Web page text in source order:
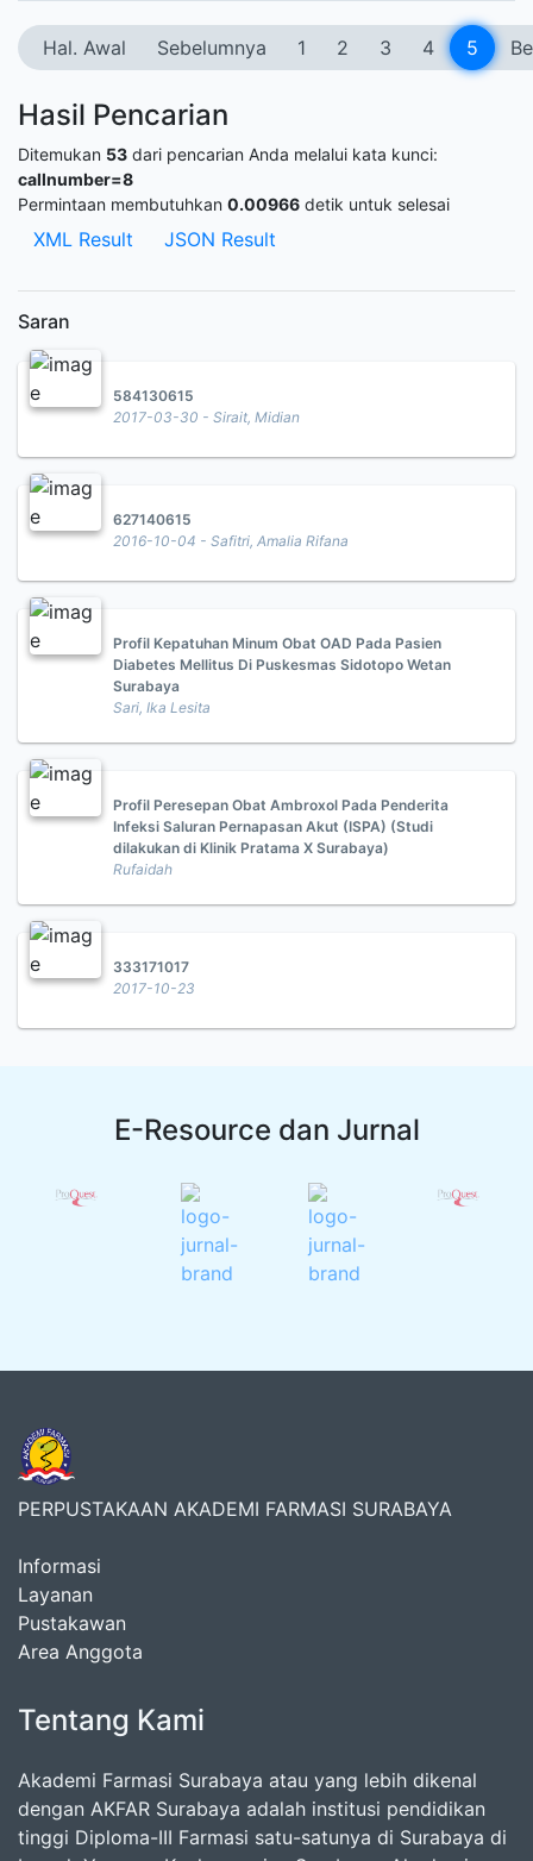
Hal. Awal Sebelumnya 1 2 3 4 5
Hasil Pencarian
Ditemukan 53 dari pencarian Anda melalui kata kunci:
callnumber=8
Permintaan membutuhkan 0.00966 detik untuk selesai
XML Result JSON Result
Saran
584130615
2017-03-30 - Sirait, Midian
627140615
2016-10-04 - Safitri, Amalia Rifana
Profil Kepatuhan Minum Obat OAD Pada Pasien
Diabetes Mellitus Di Puskesmas Sidotopo Wetan
Surabaya
Sari, Ika Lesita
Profil Peresepan Obat Ambroxol Pada Penderita
Infeksi Saluran Pernapasan Akut (ISPA) (Studi
dilakukan di Klinik Pratama X Surabaya)
Rufaidah
333171017
2017-10-23
E-Resource dan Jurnal
PERPUSTAKAAN AKADEMI FARMASI SURABAYA
Informasi
Layanan
Pustakawan
Area Anggota
Tentang Kami
Akademi Farmasi Surabaya atau yang lebih dikenal
dengan AKFAR Surabaya adalah institusi pendidikan
tinggi Diploma-III Farmasi satu-satunya di Surabaya di